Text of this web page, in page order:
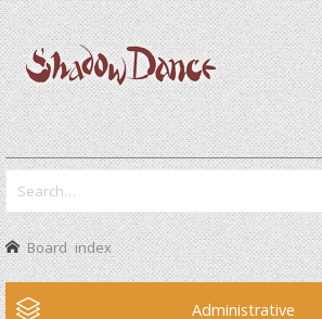
Board index
Administrative